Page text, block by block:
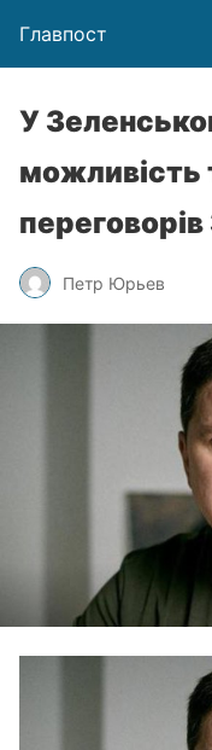
Главпост
У
можливість
Петр Юрьев